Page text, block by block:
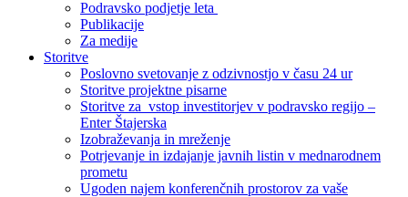
Podravsko podjetje leta
Publikacije
Za medije
Storitve
Poslovno svetovanje z odzivnostjo v času 24 ur
Storitve projektne pisarne
Storitve za vstop investitorjev v podravsko regijo –
Enter Štajerska
Izobraževanja in mreženje
Potrjevanje in izdajanje javnih listin v mednarodnem
prometu
Ugoden najem konferenčnih prostorov za vaše